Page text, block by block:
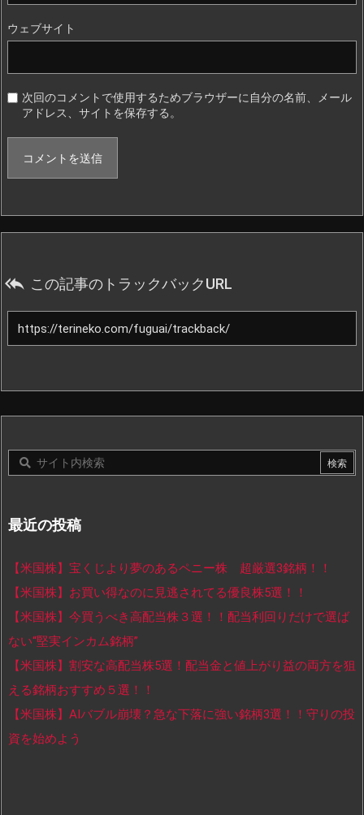
ウェブサイト
次回のコメントで使用するためブラウザーに自分の名前、メール
アドレス、サイトを保存する。
 この記事のトラックバックURL
最近の投稿
【米国株】宝くじより夢のあるペニー株 超厳選3銘柄！！
【米国株】お買い得なのに見逃されてる優良株5選！！
【米国株】今買うべき高配当株３選！！配当利回りだけで選ば
ない“堅実インカム銘柄”
【米国株】割安な高配当株5選！配当金と値上がり益の両方を狙
える銘柄おすすめ５選！！
【米国株】AIバブル崩壊？急な下落に強い銘柄3選！！守りの投
資を始めよう